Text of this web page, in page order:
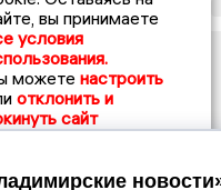
вы принимаете
условия
можете настроить
отклонить и
сайт
Принять